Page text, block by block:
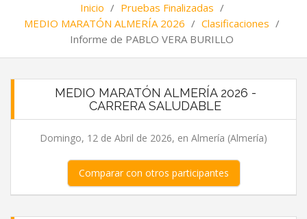
Inicio / Pruebas Finalizadas /
MEDIO MARATÓN ALMERÍA 2026 / Clasificaciones /
Informe de PABLO VERA BURILLO
MEDIO MARATÓN ALMERÍA 2026 -
CARRERA SALUDABLE
Domingo, 12 de Abril de 2026, en Almería (Almería)
Comparar con otros participantes